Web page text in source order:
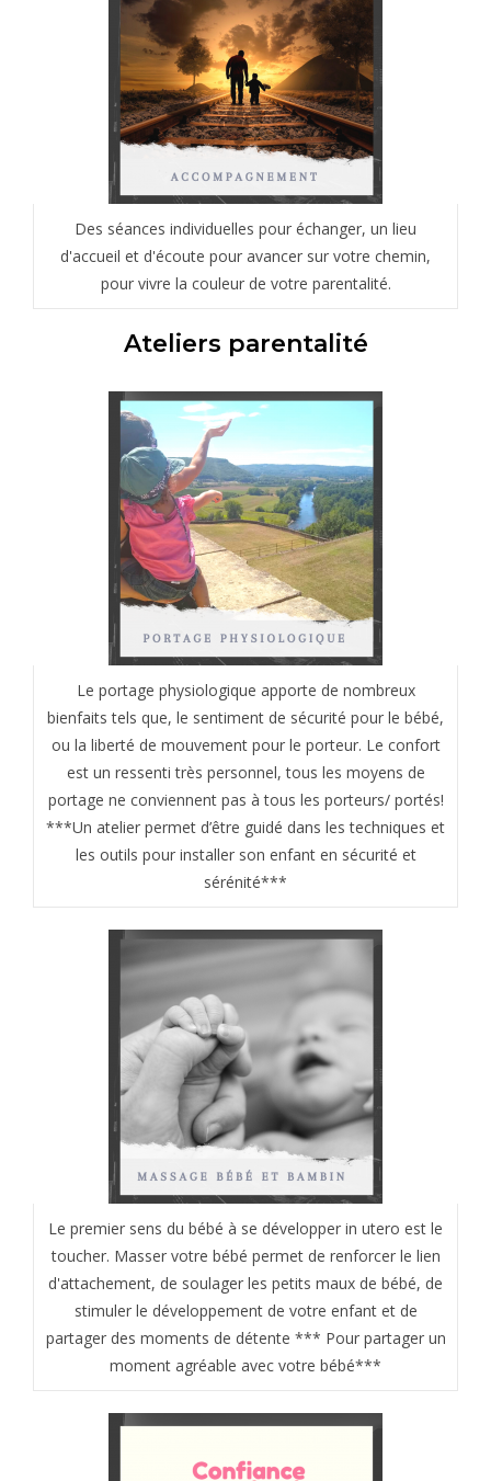
Des séances individuelles pour échanger, un lieu
d'accueil et d'écoute pour avancer sur votre chemin,
pour vivre la couleur de votre parentalité.
Ateliers parentalité
Le portage physiologique apporte de nombreux
bienfaits tels que, le sentiment de sécurité pour le bébé,
ou la liberté de mouvement pour le porteur. Le confort
est un ressenti très personnel, tous les moyens de
portage ne conviennent pas à tous les porteurs/ portés!
***Un atelier permet d’être guidé dans les techniques et
les outils pour installer son enfant en sécurité et
sérénité***
Le premier sens du bébé à se développer in utero est le
toucher. Masser votre bébé permet de renforcer le lien
d'attachement, de soulager les petits maux de bébé, de
stimuler le développement de votre enfant et de
partager des moments de détente *** Pour partager un
moment agréable avec votre bébé***